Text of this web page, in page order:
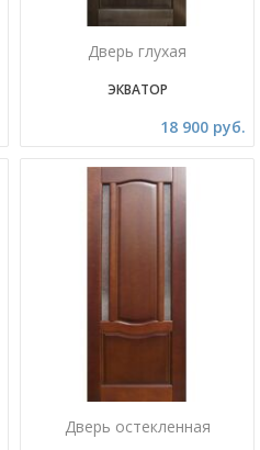
Дверь глухая
ЭКВАТОР
18 900 руб.
Дверь остекленная